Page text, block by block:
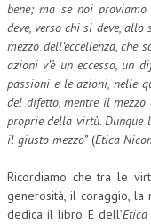
bene; ma se noi
deve, verso chi si deve,
mezzo dell’eccellenza,
azioni v’è un eccesso, un
passioni e le azioni, nelle
del difetto, mentre il mezzo
proprie della virtù. Dunque
il giusto mezzo”(Etica
Ricordiamo che tra le
generosità, il coraggio, la
dedica il libro E dell’Etica